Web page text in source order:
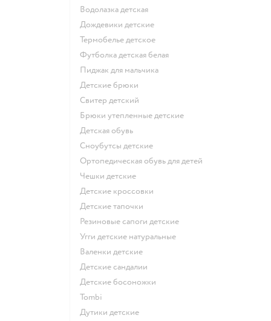
Водолазка детская
Дождевики детские
Термобелье детское
Футболка детская белая
Пиджак для мальчика
Детские брюки
Свитер детский
Брюки утепленные детские
Детская обувь
Сноубутсы детские
Ортопедическая обувь для детей
Чешки детские
Детские кроссовки
Детские тапочки
Резиновые сапоги детские
Угги детские натуральные
Валенки детские
Детские сандалии
Детские босоножки
Tombi
Дутики детские